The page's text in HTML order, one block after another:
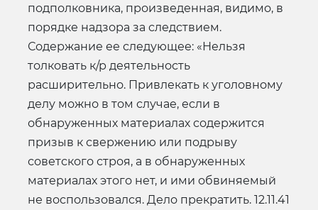
подполковника, произведенная, видимо, в
порядке надзора за следствием.
Содержание ее следующее: «Нельзя
толковать к/р деятельность
расширительно. Привлекать к уголовному
делу можно в том случае, если в
обнаруженных материалах содержится
призыв к свержению или подрыву
советского строя, а в обнаруженных
материалах этого нет, и ими обвиняемый
не воспользовался. Дело прекратить. 12.11.41